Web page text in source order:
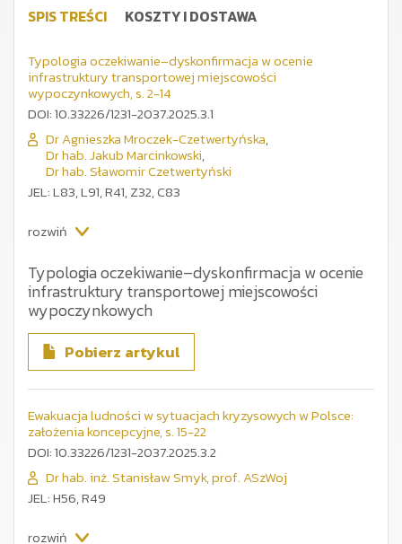
SPIS TREŚCI KOSZTY I DOSTAWA
Typologia oczekiwanie–dyskonfirmacja w ocenie
infrastruktury transportowej miejscowości
wypoczynkowych, s. 2-14
DOI: 10.33226/1231-2037.2025.3.1
Dr Agnieszka Mroczek-Czetwertyńska,
Dr hab. Jakub Marcinkowski,
Dr hab. Sławomir Czetwertyński
JEL: L83, L91, R41, Z32, C83
rozwiń
Typologia oczekiwanie–dyskonfirmacja w ocenie
infrastruktury transportowej miejscowości
wypoczynkowych
wobec infrastruktury transportowej w miejscowościach
wypoczynkowych z ich rzeczywistymi doświadczeniami. W
badaniu zastosowano teorię oczekiwanie–dyskonfirmacja
(ECT) oraz test rang Wilcoxona do analizy danych
zebranych metodą CAWI na próbie 847 turystów z Polski.
Wyniki wskazują na negatywną dyskonfirmację we
wszystkich 26 analizowanych zmiennych, przy czym
największe rozbieżności dotyczą opłat za parkingi
i komunikację oraz dostępności dla osób
z niepełnosprawnościami. Na podstawie poziomu
oczekiwań, wielkości dyskonfirmacji i siły efektu
kategorie zmiennych: krytyczne niedociągnięcia,
Pobierz artykul
Ewakuacja ludności w sytuacjach kryzysowych w Polsce:
założenia koncepcyjne, s. 15-22
DOI: 10.33226/1231-2037.2025.3.2
Dr hab. inż. Stanisław Smyk, prof. ASzWoj
JEL: H56, R49
rozwiń